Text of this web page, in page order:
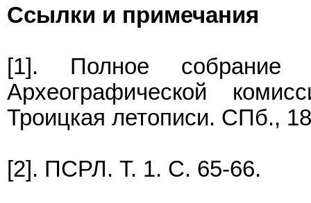
Ссылки и примечания
[1]. Полное собрание
Археографической
Троицкая летописи. СПб.,
[2]. ПСРЛ. Т. 1. С. 65-66.